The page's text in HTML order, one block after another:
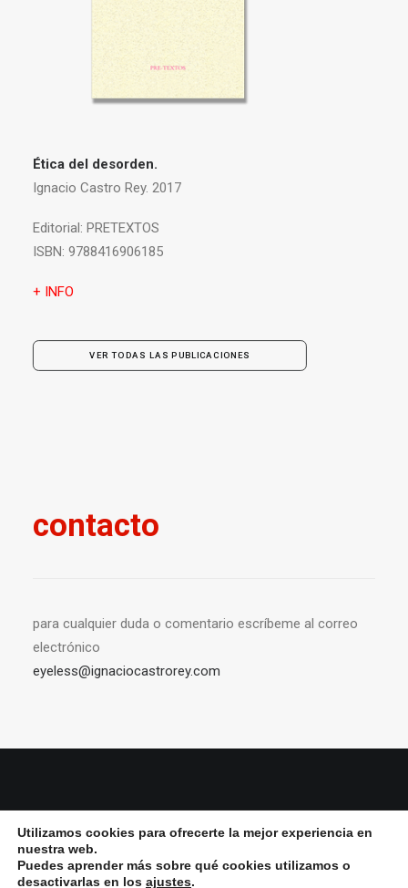
Ética del desorden.
Ignacio Castro Rey. 2017
Editorial: PRETEXTOS
ISBN: 9788416906185
+ INFO
VER TODAS LAS PUBLICACIONES
contacto
para cualquier duda o comentario escríbeme al correo
electrónico
eyeless@ignaciocastrorey.com
privacidadǀPolítica de cookies
Utilizamos cookies para ofrecerte la mejor experiencia en
nuestra web.
Puedes aprender más sobre qué cookies utilizamos o
desactivarlas en los ajustes.